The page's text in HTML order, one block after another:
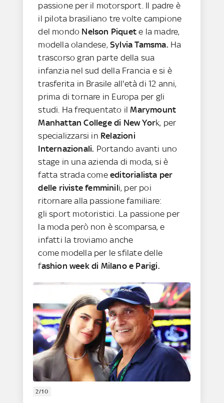
passione per il motorsport. Il padre è
il pilota brasiliano tre volte campione
del mondo Nelson Piquet e la madre,
modella olandese,Sylvia Tamsma. Ha
trascorso gran parte della sua
infanzia nel sud della Francia e si è
trasferita in Brasile all'età di 12 anni,
prima di tornare in Europa per gli
studi. Ha frequentato ilMarymount
Manhattan College di New York, per
specializzarsi in Relazioni
Internazionali. Portando avanti uno
stage in una azienda di moda, si è
fatta strada comeeditorialista per
delle riviste femminili, per poi
ritornare alla passione familiare:
gli sport motoristici. La passione per
la moda però non è scomparsa, e
infatti la troviamo anche
come modella per le sfilate delle
fashion week di Milano e Parigi.
2/10